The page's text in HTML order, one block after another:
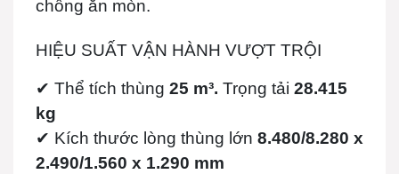
chống ăn mòn.
HIỆU SUẤT VẬN HÀNH VƯỢT TRỘI
✔ Thể tích thùng 25 m³. Trọng tải 28.415
kg
✔ Kích thước lòng thùng lớn 8.480/8.280 x
2.490/1.560 x 1.290 mm